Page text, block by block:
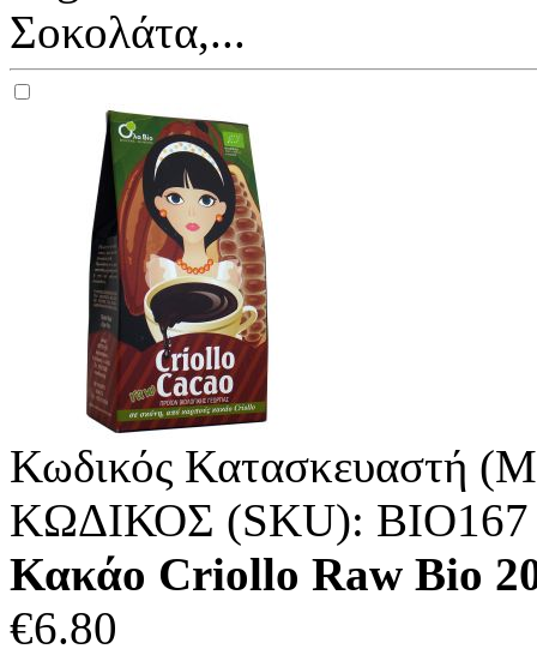
Σοκολάτα,...
Κωδικός Κατασκευαστή
ΚΩΔΙΚΟΣ (SKU): ΒΙΟ167
Κακάο Criollo Raw Bio
€6.80